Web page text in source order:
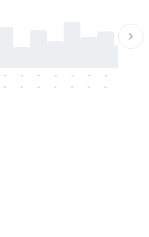
-
-
-
-
-
-
-
-
-
-
-
-
-
-